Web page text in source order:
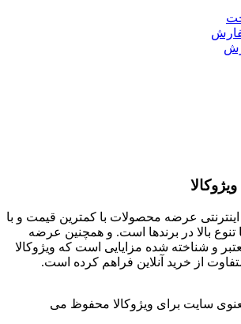
عرضه محصولات با کمترین قیمت و با
بالا در برندها است. و همچنین عرضه
و شناخته شده مزایایی است که ویژوکالا
از خرید آنلاین فراهم کرده است.
سایت برای ویژوکالا محفوظ می